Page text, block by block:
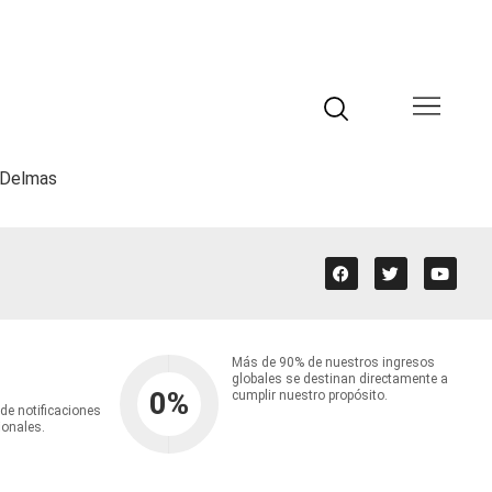
notificaciones
0%
Más de 90% de nuestros ingresos
globales se destinan directamente a
cumplir nuestro propósito.